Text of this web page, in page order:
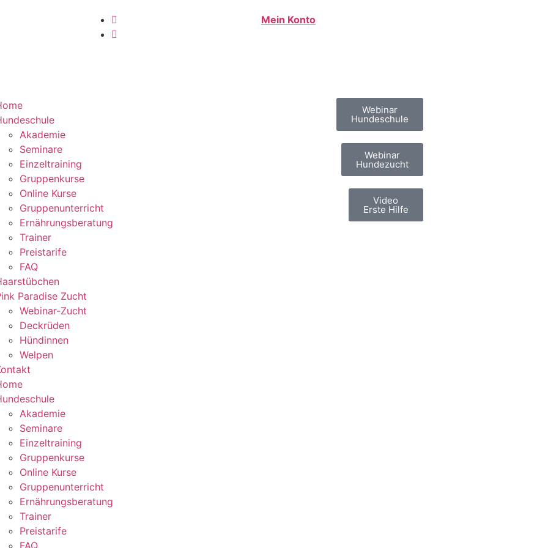
Mein Konto
Akademie
Seminare
Einzeltraining
Gruppenkurse
Online Kurse
Gruppenunterricht
Ernährungsberatung
Trainer
Preistarife
FAQ
Paradise Zucht
Webinar-Zucht
Deckrüden
Hündinnen
Welpen
Akademie
Seminare
Einzeltraining
Gruppenkurse
Online Kurse
Gruppenunterricht
Ernährungsberatung
Trainer
Preistarife
FAQ
Webinar
Hundeschule
Webinar
Hundezucht
Video
Erste Hilfe